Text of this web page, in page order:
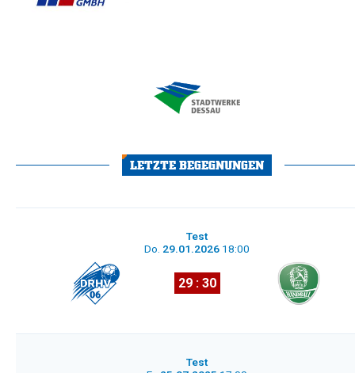
LETZTE BEGEGNUNGEN
Do. 29.01.2026 18:00
29 : 30
Test
Test